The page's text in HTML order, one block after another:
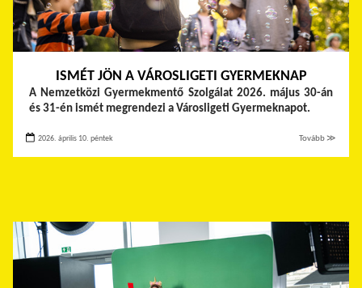
ISMÉT JÖN A VÁROSLIGETI GYERMEKNAP
A Nemzetközi Gyermekmentő Szolgálat 2026. május 30-án
és 31-én ismét megrendezi a Városligeti Gyermeknapot.
2026. április 10. péntek Tovább ≫